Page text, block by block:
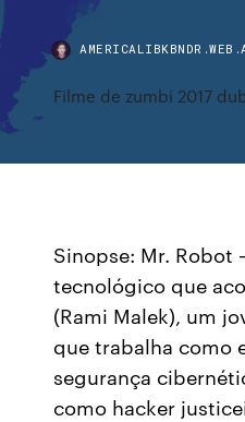
Filme de zumbi 2017
Sinopse: Mr. Robot
tecnológico que
(Rami Malek), um
que trabalha como
segurança
como hacker